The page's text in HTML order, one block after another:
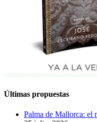
Últimas propuestas
Palma de Mallorca: el